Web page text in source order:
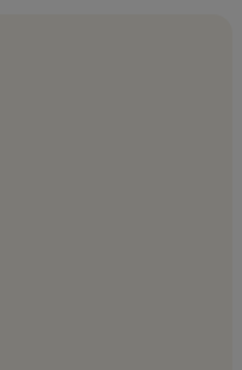
in Mecklenburg-